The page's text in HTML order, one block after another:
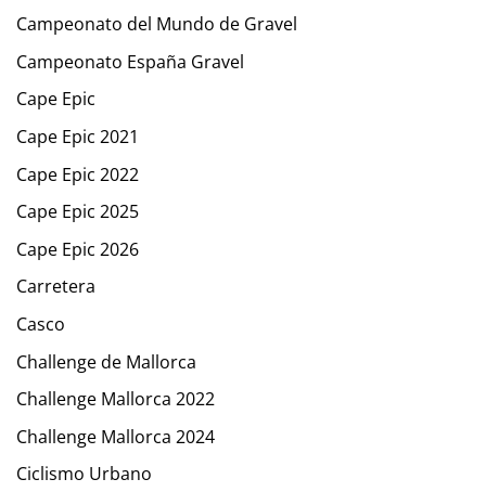
Campeonato del Mundo de Gravel
Campeonato España Gravel
Cape Epic
Cape Epic 2021
Cape Epic 2022
Cape Epic 2025
Cape Epic 2026
Carretera
Casco
Challenge de Mallorca
Challenge Mallorca 2022
Challenge Mallorca 2024
Ciclismo Urbano